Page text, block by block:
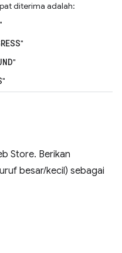
diterima adalah:
"
"
"
"
Store. Berikan
besar/kecil) sebagai